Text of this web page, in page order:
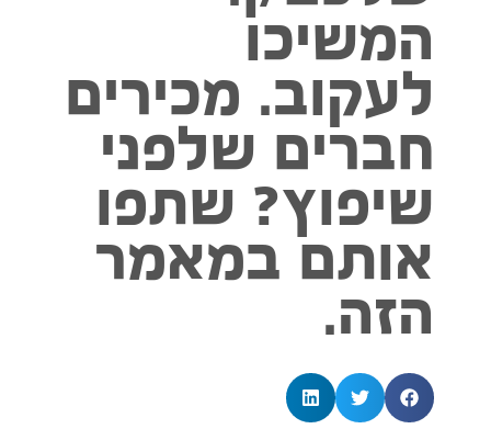
המשיכו
לעקוב. מכירים
חברים שלפני
שיפוץ? שתפו
אותם במאמר
הזה.